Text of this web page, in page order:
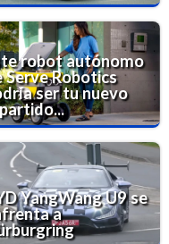
robot autónomo
Serve Robotics
ser tu nuevo
YangWang U9 se
a